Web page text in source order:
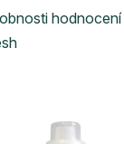
hodnocení